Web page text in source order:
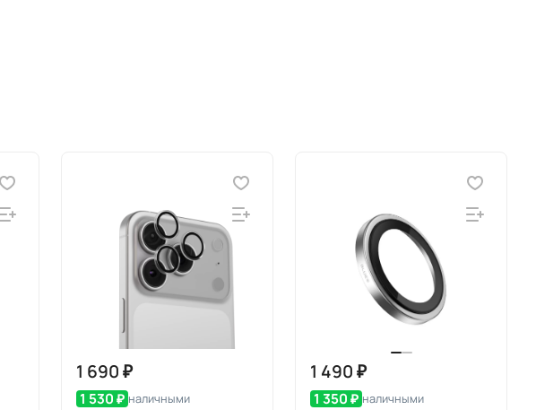
1 690 ₽
1 530 ₽ наличными
1 490 ₽
1 350 ₽ наличными